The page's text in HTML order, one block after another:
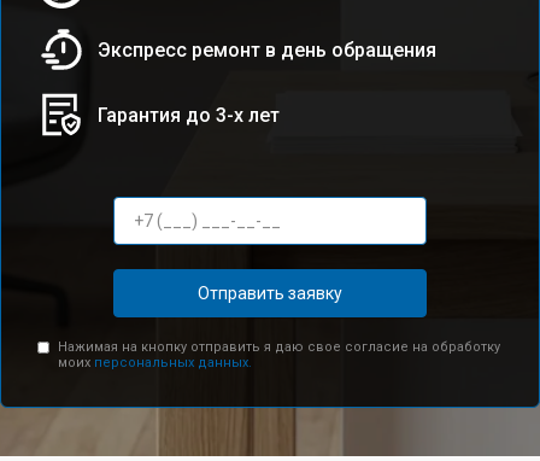
Экспресс ремонт в день обращения
Гарантия до 3-х лет
Отправить заявку
Нажимая на кнопку отправить я даю свое согласие на обработку
моих персональных данных.